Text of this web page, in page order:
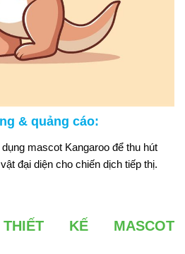
& quảng cáo:
mascot Kangaroo để thu hút
đại diện cho chiến dịch tiếp thị.
KẾ MASCOT